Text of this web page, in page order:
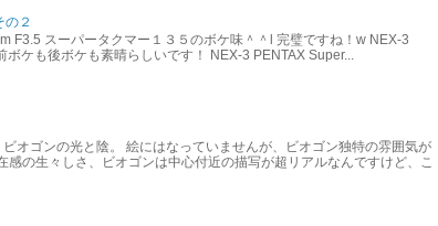
２
F3.5 スーパータクマー１３５のボケ味＾＾l 完璧ですね！w NEX-3
ボケも後ボケも素晴らしいです！ NEX-3 PENTAX Super...
オゴンの光と陰。 絵にはなっていませんが、ビオゴン独特の雰囲気が
の生々しさ、ビオゴンは中心付近の描写が超リアルなんですけど、こ